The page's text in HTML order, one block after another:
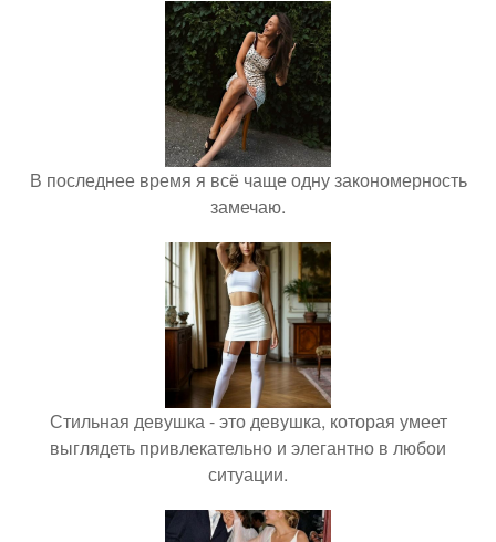
В последнее время я всё чаще одну закономерность
замечаю.
Стильная девушка - это девушка, которая умеет
выглядеть привлекательно и элегантно в любои
ситуации.